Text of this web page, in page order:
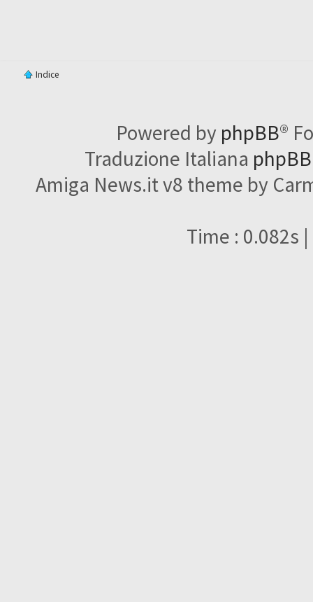
Indice
Powered by phpBB®
Traduzione Italiana
Amiga News.it v8 theme by
Time : 0.082s